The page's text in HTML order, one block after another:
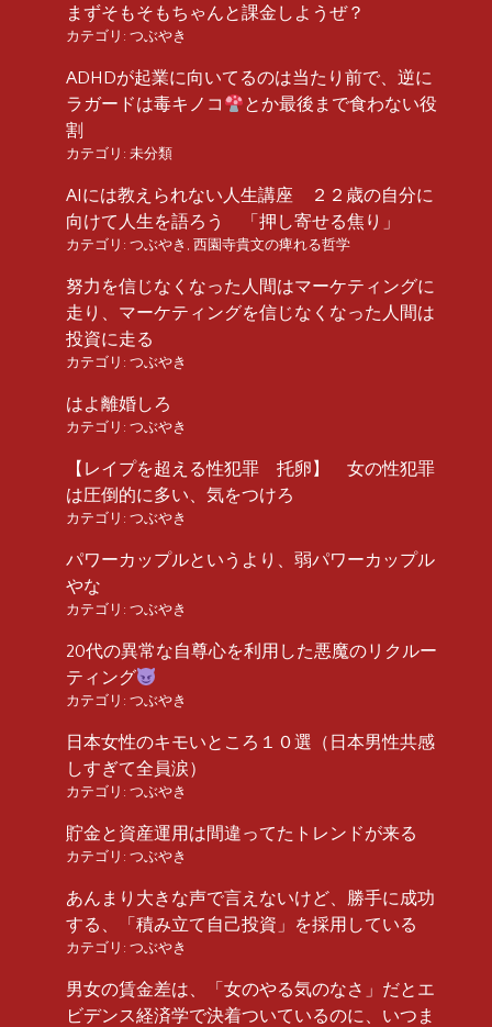
まずそもそもちゃんと課金しようぜ？
カテゴリ: つぶやき
ADHDが起業に向いてるのは当たり前で、逆に
ラガードは毒キノコ
とか最後まで食わない役
割
カテゴリ: 未分類
AIには教えられない人生講座 ２２歳の自分に
向けて人生を語ろう 「押し寄せる焦り」
カテゴリ: つぶやき , 西園寺貴文の痺れる哲学
努力を信じなくなった人間はマーケティングに
走り、マーケティングを信じなくなった人間は
投資に走る
カテゴリ: つぶやき
はよ離婚しろ
カテゴリ: つぶやき
【レイプを超える性犯罪 托卵】 女の性犯罪
は圧倒的に多い、気をつけろ
カテゴリ: つぶやき
パワーカップルというより、弱パワーカップル
やな
カテゴリ: つぶやき
20代の異常な自尊心を利用した悪魔のリクルー
ティング
カテゴリ: つぶやき
日本女性のキモいところ１０選（日本男性共感
しすぎて全員涙）
カテゴリ: つぶやき
貯金と資産運用は間違ってたトレンドが来る
カテゴリ: つぶやき
あんまり大きな声で言えないけど、勝手に成功
する、「積み立て自己投資」を採用している
カテゴリ: つぶやき
男女の賃金差は、「女のやる気のなさ」だとエ
ビデンス経済学で決着ついているのに、いつま